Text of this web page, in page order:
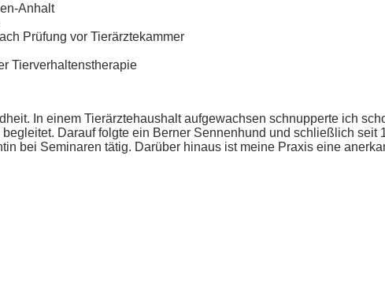
Anhalt
Prüfung vor Tierärztekammer
Tierverhaltenstherapie
In einem Tierärztehaushalt aufgewachsen schnupperte ich
Darauf folgte ein Berner Sennenhund und schließlich seit
bei Seminaren tätig. Darüber hinaus ist meine Praxis eine